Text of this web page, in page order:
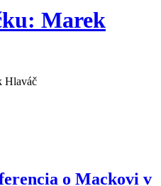
Marek
Hlaváč
o Mackovi v